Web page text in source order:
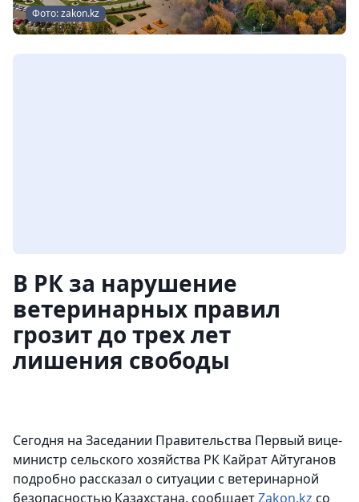
Фото: zakon.kz
В РК за нарушение
ветеринарных правил
грозит до трех лет
лишения свободы
Сегодня на Заседании Правительства Первый вице-
министр сельского хозяйства РК Кайрат Айтуганов
подробно рассказал о ситуации с ветеринарной
безопасностью Казахстана, сообщаетZakon.kz со